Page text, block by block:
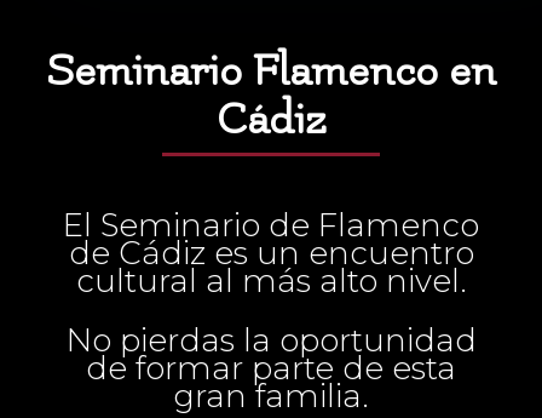
Seminario Flamenco en
Cádiz
El Seminario de Flamenco
de Cádiz es un encuentro
cultural al más alto nivel.
No pierdas la oportunidad
de formar parte de esta
gran familia.